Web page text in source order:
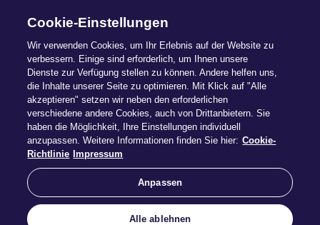
Karriere
Mehr erfahren
Cookie-Einstellungen
Wir verwenden Cookies, um Ihr Erlebnis auf der Website zu
verbessern. Einige sind erforderlich, um Ihnen unsere
Dienste zur Verfügung stellen zu können. Andere helfen uns,
die Inhalte unserer Seite zu optimieren. Mit Klick auf "Alle
akzeptieren" setzen wir neben den erforderlichen
verschiedene andere Cookies, auch von Drittanbietern. Sie
haben die Möglichkeit, Ihre Einstellungen individuell
anzupassen. Weitere Informationen finden Sie hier: Cookie-
Richtlinie Impressum
Anpassen
Alle ablehnen